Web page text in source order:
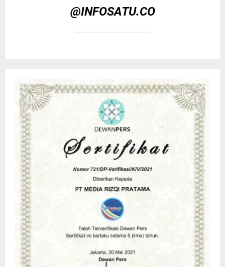
@INFOSATU.CO